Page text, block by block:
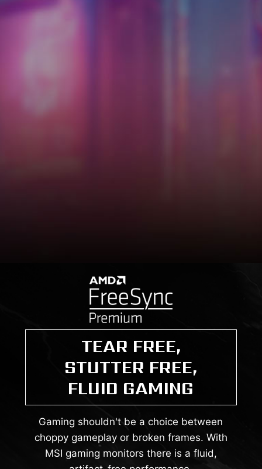
TEAR FREE,
STUTTER FREE,
FLUID GAMING
Gaming shouldn't be a choice between
choppy gameplay or broken frames. With
MSI gaming monitors there is a fluid,